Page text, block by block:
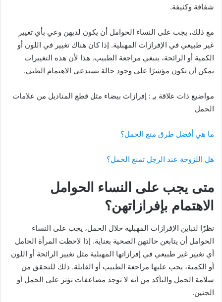
شفافة وكثيفة.
مع ذلك، يجب على النساء الحوامل أن يكون لديهن وعي بأي تغيير
غير طبيعي في الإفرازات المهبلية. إذا كان هناك تغيير في اللون أو
الكمية أو الرائحة، ينبغي مراجعة الطبيب. هذا لأن هذه التغييرات
يمكن أن تكون مؤشرًا على وجود حالة تستدعي الاهتمام الطبي.
مواضيع ذات علاقة بـِ : إفرازات بيضاء مثل قطع المناديل من علامات
الحمل
ما هي أفضل طرق منع الحمل؟
هل اللزوجة عند الرجل تمنع الحمل؟
متى يجب على النساء الحوامل
الاهتمام بإفرازاتهن؟
نظرًا لتباين الإفرازات المهبلية خلال الحمل، يجب على النساء
الحوامل أن يتابعن حالتهن الصحية بعناية. إذا لاحظت المرأة الحامل
أي تغيير غير طبيعي في إفرازاتها المهبلية مثل تغيير الرائحة أو اللون
أو الكمية، يجب عليها مراجعة الطبيب أو القابلة. ذلك للتحقق من
سلامة الحمل والتأكد من أنه لا توجد مضاعفات تؤثر على الحمل أو
الجنين.